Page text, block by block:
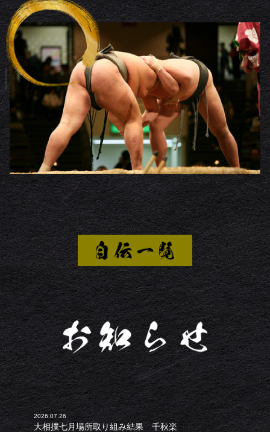
2026.07.26
大相撲七月場所取り組み結果 千秋楽